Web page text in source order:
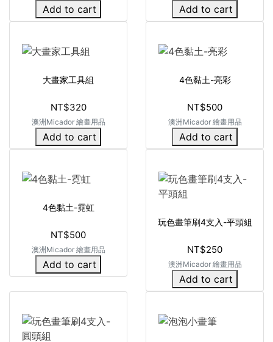
Add to cart Add to cart
大畫家工具組
NT$320
澳洲Micador 繪畫用品
Add to cart
4色黏土-亮彩
NT$500
澳洲Micador 繪畫用品
Add to cart
4色黏土-霓虹
NT$500
澳洲Micador 繪畫用品
Add to cart
玩色畫筆刷4支入-平頭組
NT$250
澳洲Micador 繪畫用品
Add to cart